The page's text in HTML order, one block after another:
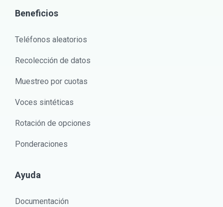
Beneficios
Teléfonos aleatorios
Recolección de datos
Muestreo por cuotas
Voces sintéticas
Rotación de opciones
Ponderaciones
Ayuda
Documentación